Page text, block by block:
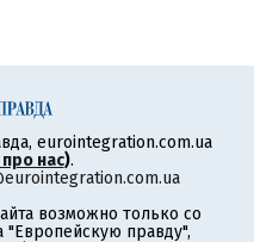
eurointegration.com.ua
нас).
возможно только со
"Европейскую правду",